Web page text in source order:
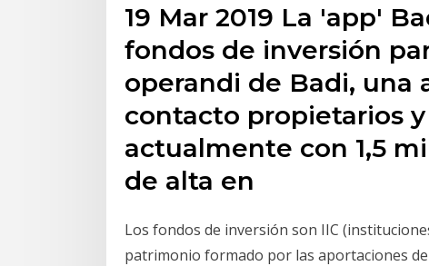
19 Mar 2019 La 'app'
fondos de inversión
operandi de Badi, una
contacto propietarios
actualmente con 1,5
de alta en
Los fondos de inversión son IIC
patrimonio formado por las aportaciones